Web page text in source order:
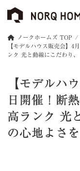
ノークホームズ TOP
【モデルハウス販売会】4
ンク 光と動線にこだわり
【モデルハ
日開催！断
高ランク 光
の心地よさ